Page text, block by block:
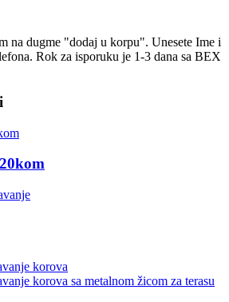
na dugme "dodaj u korpu". Unesete Ime i
Rok za isporuku je 1-3 dana sa BEX